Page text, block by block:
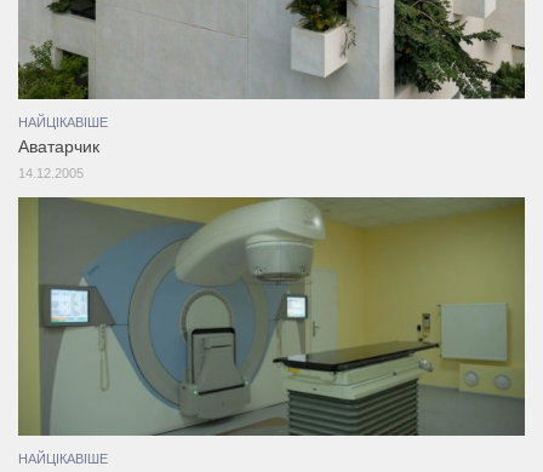
НАЙЦІКАВІШЕ
Аватарчик
14.12.2005
НАЙЦІКАВІШЕ